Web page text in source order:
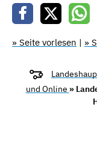
» Seite vorlesen | »
und Online »